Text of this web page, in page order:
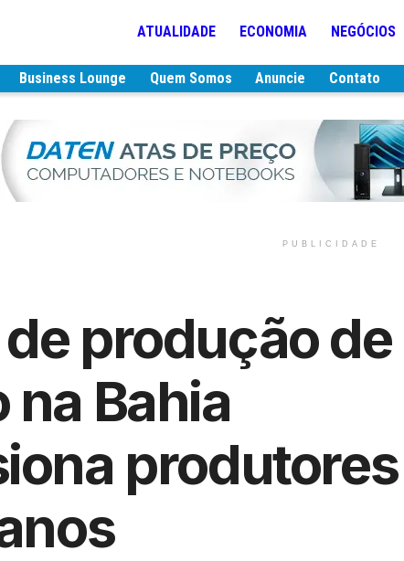
ATUALIDADE ECONOMIA NEGÓCIOS
Business Lounge Quem Somos Anuncie Contato
PUBLICIDADE
produção de
na Bahia
produtores